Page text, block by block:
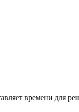
времени для